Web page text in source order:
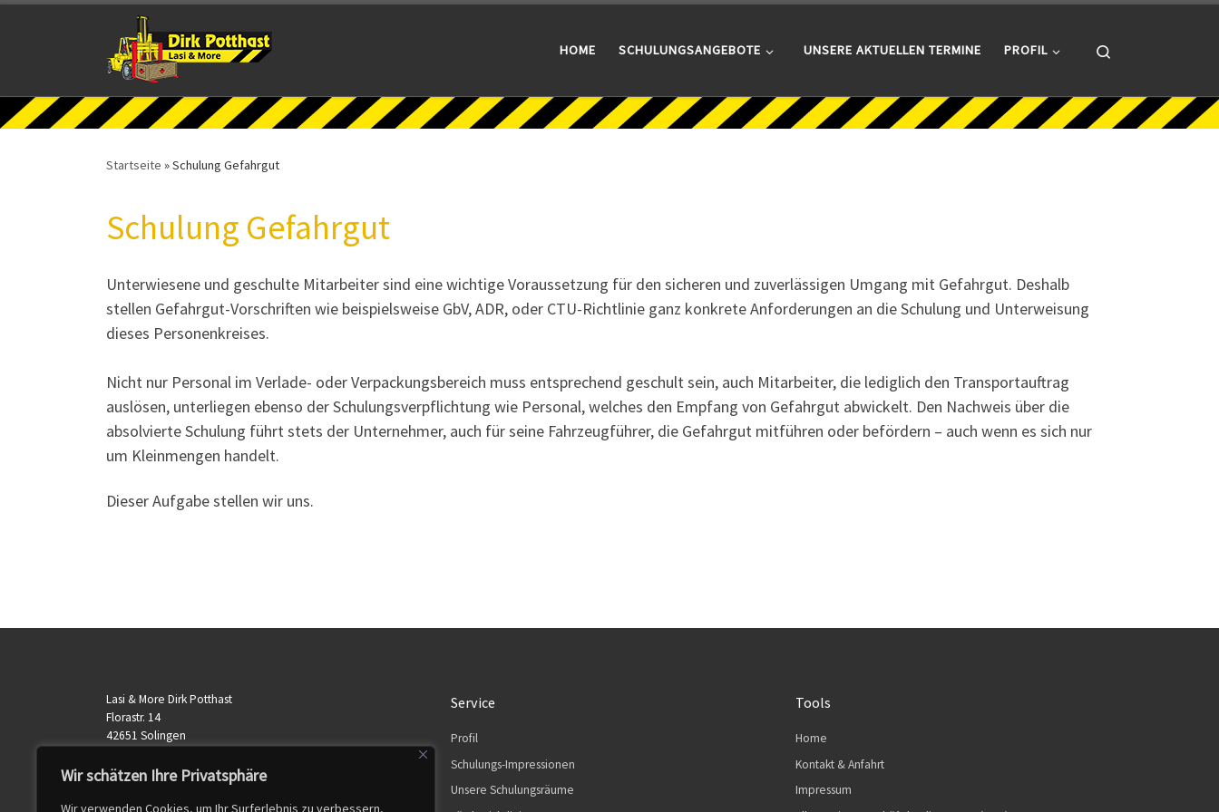
Wir schätzen Ihre Privatsphäre
Wir verwenden Cookies, um Ihr Surferlebnis zu verbessern,
HOME SCHULUNGSANGEBOTE UNSERE AKTUELLEN TERMINE PROFIL
Startseite »Schulung Gefahrgut
Schulung Gefahrgut
Unterwiesene und geschulte Mitarbeiter sind eine wichtige Voraussetzung für den sicheren und zuverlässigen Umgang mit Gefahrgut. Deshalb
stellen Gefahrgut-Vorschriften wie beispielsweise GbV, ADR, oder CTU-Richtlinie ganz konkrete Anforderungen an die Schulung und Unterweisung
dieses Personenkreises.
Nicht nur Personal im Verlade- oder Verpackungsbereich muss entsprechend geschult sein, auch Mitarbeiter, die lediglich den Transportauftrag
auslösen, unterliegen ebenso der Schulungsverpflichtung wie Personal, welches den Empfang von Gefahrgut abwickelt. Den Nachweis über die
absolvierte Schulung führt stets der Unternehmer, auch für seine Fahrzeugführer, die Gefahrgut mitführen oder befördern – auch wenn es sich nur
um Kleinmengen handelt.
Dieser Aufgabe stellen wir uns.
Lasi & More Dirk Potthast
Florastr. 14
42651 Solingen
Mobil: 0178 - 73 27 420
info@ladungssicherung-potthast.de
Service
Profil
Schulungs-Impressionen
Unsere Schulungsräume
Tools
Home
Kontakt & Anfahrt
Impressum